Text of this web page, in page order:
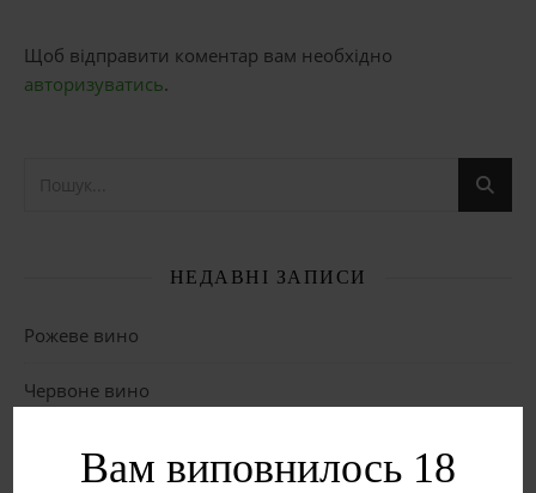
Вам виповнилось 18
Щоб відправити коментар вам необхідно
авторизуватись.
НЕДАВНІ ЗАПИСИ
Рожеве вино
Червоне вино